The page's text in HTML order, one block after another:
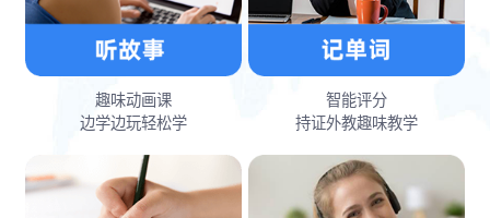
趣味动画课
边学边玩轻松学
智能评分
持证外教趣味教学